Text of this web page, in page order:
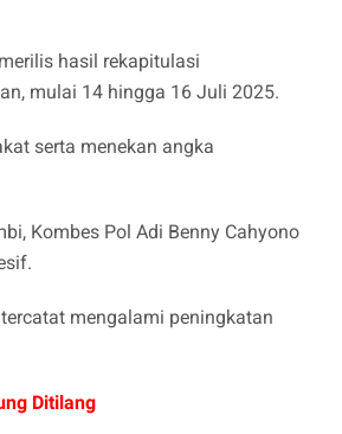
hasil rekapitulasi
mulai 14 hingga 16 Juli 2025.
serta menekan angka
Kombes Pol Adi Benny Cahyono
mengalami peningkatan
Ditilang